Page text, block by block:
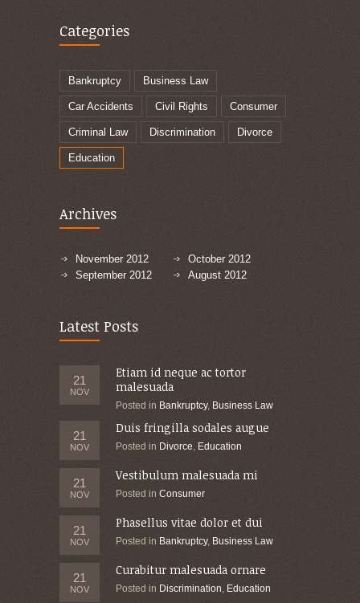
Categories
Bankruptcy Business Law
Car Accidents Civil Rights Consumer
Criminal Law Discrimination Divorce
Education
Archives
November 2012
October 2012
September 2012
August 2012
Latest Posts
21
NOV
Etiam id neque ac tortor
malesuada
Posted in Bankruptcy, Business Law
21
NOV
Duis fringilla sodales augue
Posted in Divorce, Education
21
NOV
Vestibulum malesuada mi
Posted in Consumer
21
NOV
Phasellus vitae dolor et dui
Posted in Bankruptcy, Business Law
21
NOV
Curabitur malesuada ornare
Posted in Discrimination, Education